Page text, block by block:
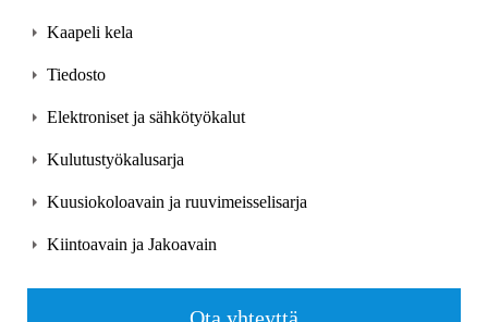
Kaapeli kela
Tiedosto
Elektroniset ja sähkötyökalut
Kulutustyökalusarja
Kuusiokoloavain ja ruuvimeisselisarja
Kiintoavain ja Jakoavain